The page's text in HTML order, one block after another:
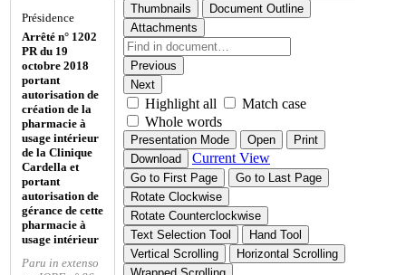
Présidence
Arrêté n° 1202
PR du 19
octobre 2018
portant
autorisation de
création de la
pharmacie à
usage intérieur
de la Clinique
Cardella et
portant
autorisation de
gérance de cette
pharmacie à
usage intérieur
Paru in extenso
Thumbnails
Document Outline
Attachments
Previous
Next
Highlight all
Match case
Whole words
Presentation Mode Open
Print
Download
Current View
Go to First Page
Go to Last Page
Rotate Clockwise
Rotate Counterclockwise
Text Selection Tool
Hand Tool
Vertical Scrolling
Horizontal Scrolling